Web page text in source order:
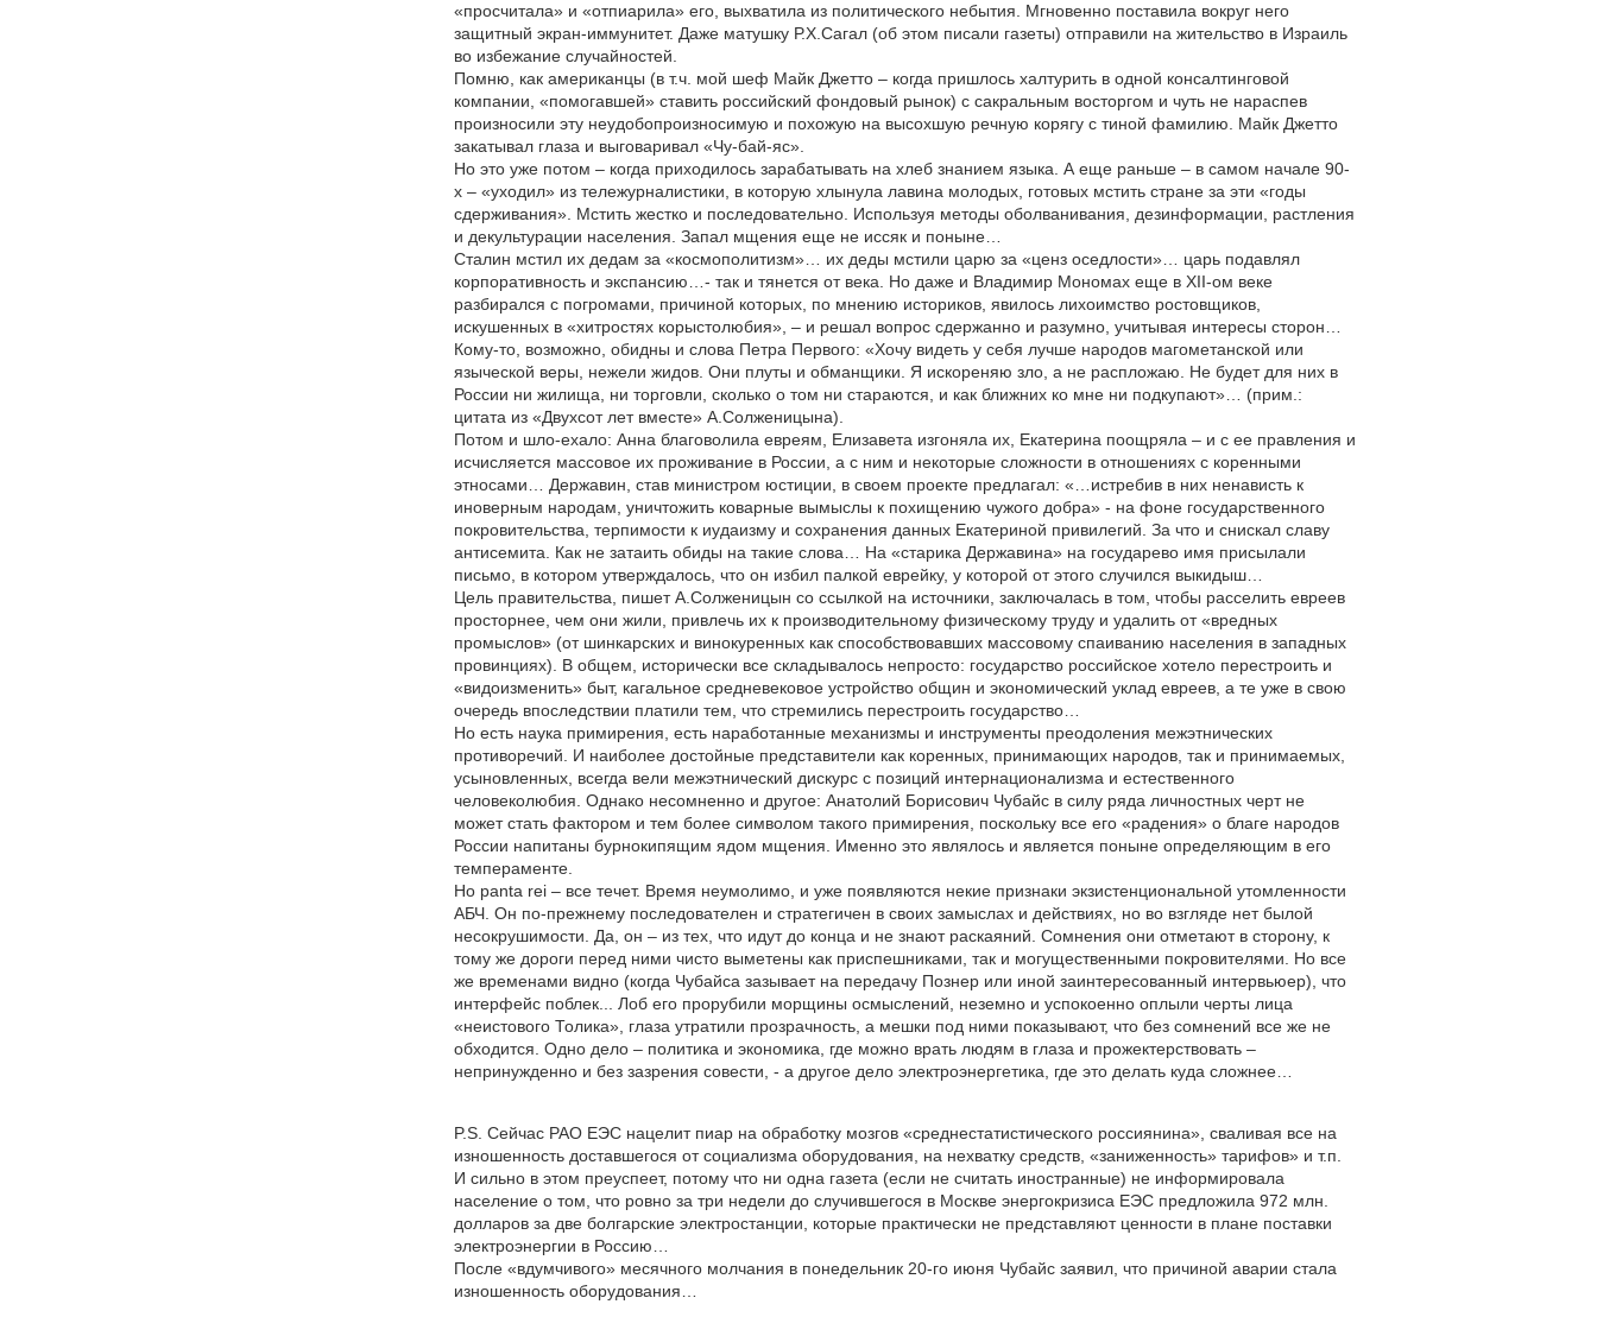
«просчитала» и «отпиарила» его, выхватила из политического небытия. Мгновенно поставила вокруг него
защитный экран-иммунитет. Даже матушку Р.Х.Сагал (об этом писали газеты) отправили на жительство в Израиль
во избежание случайностей.
Помню, как американцы (в т.ч. мой шеф Майк Джетто – когда пришлось халтурить в одной консалтинговой
компании, «помогавшей» ставить российский фондовый рынок) с сакральным восторгом и чуть не нараспев
произносили эту неудобопроизносимую и похожую на высохшую речную корягу с тиной фамилию. Майк Джетто
закатывал глаза и выговаривал «Чу-бай-яс».
Но это уже потом – когда приходилось зарабатывать на хлеб знанием языка. А еще раньше – в самом начале 90-
х – «уходил» из тележурналистики, в которую хлынула лавина молодых, готовых мстить стране за эти «годы
сдерживания». Мстить жестко и последовательно. Используя методы оболванивания, дезинформации, растления
и декультурации населения. Запал мщения еще не иссяк и поныне…
Сталин мстил их дедам за «космополитизм»… их деды мстили царю за «ценз оседлости»… царь подавлял
корпоративность и экспансию…- так и тянется от века. Но даже и Владимир Мономах еще в ХII-ом веке
разбирался с погромами, причиной которых, по мнению историков, явилось лихоимство ростовщиков,
искушенных в «хитростях корыстолюбия», – и решал вопрос сдержанно и разумно, учитывая интересы сторон…
Кому-то, возможно, обидны и слова Петра Первого: «Хочу видеть у себя лучше народов магометанской или
языческой веры, нежели жидов. Они плуты и обманщики. Я искореняю зло, а не распложаю. Не будет для них в
России ни жилища, ни торговли, сколько о том ни стараются, и как ближних ко мне ни подкупают»… (прим.:
цитата из «Двухсот лет вместе» А.Солженицына).
Потом и шло-ехало: Анна благоволила евреям, Елизавета изгоняла их, Екатерина поощряла – и с ее правления и
исчисляется массовое их проживание в России, а с ним и некоторые сложности в отношениях с коренными
этносами… Державин, став министром юстиции, в своем проекте предлагал: «…истребив в них ненависть к
иноверным народам, уничтожить коварные вымыслы к похищению чужого добра» - на фоне государственного
покровительства, терпимости к иудаизму и сохранения данных Екатериной привилегий. За что и снискал славу
антисемита. Как не затаить обиды на такие слова… На «старика Державина» на государево имя присылали
письмо, в котором утверждалось, что он избил палкой еврейку, у которой от этого случился выкидыш…
Цель правительства, пишет А.Солженицын со ссылкой на источники, заключалась в том, чтобы расселить евреев
просторнее, чем они жили, привлечь их к производительному физическому труду и удалить от «вредных
промыслов» (от шинкарских и винокуренных как способствовавших массовому спаиванию населения в западных
провинциях). В общем, исторически все складывалось непросто: государство российское хотело перестроить и
«видоизменить» быт, кагальное средневековое устройство общин и экономический уклад евреев, а те уже в свою
очередь впоследствии платили тем, что стремились перестроить государство…
Но есть наука примирения, есть наработанные механизмы и инструменты преодоления межэтнических
противоречий. И наиболее достойные представители как коренных, принимающих народов, так и принимаемых,
усыновленных, всегда вели межэтнический дискурс с позиций интернационализма и естественного
человеколюбия. Однако несомненно и другое: Анатолий Борисович Чубайс в силу ряда личностных черт не
может стать фактором и тем более символом такого примирения, поскольку все его «радения» о благе народов
России напитаны бурнокипящим ядом мщения. Именно это являлось и является поныне определяющим в его
темпераменте.
Но panta rei – все течет. Время неумолимо, и уже появляются некие признаки экзистенциональной утомленности
АБЧ. Он по-прежнему последователен и стратегичен в своих замыслах и действиях, но во взгляде нет былой
несокрушимости. Да, он – из тех, что идут до конца и не знают раскаяний. Сомнения они отметают в сторону, к
тому же дороги перед ними чисто выметены как приспешниками, так и могущественными покровителями. Но все
же временами видно (когда Чубайса зазывает на передачу Познер или иной заинтересованный интервьюер), что
интерфейс поблек... Лоб его прорубили морщины осмыслений, неземно и успокоенно оплыли черты лица
«неистового Толика», глаза утратили прозрачность, а мешки под ними показывают, что без сомнений все же не
обходится. Одно дело – политика и экономика, где можно врать людям в глаза и прожектерствовать –
непринужденно и без зазрения совести, - а другое дело электроэнергетика, где это делать куда сложнее…
P.S. Сейчас РАО ЕЭС нацелит пиар на обработку мозгов «среднестатистического россиянина», сваливая все на
изношенность доставшегося от социализма оборудования, на нехватку средств, «заниженность» тарифов» и т.п.
И сильно в этом преуспеет, потому что ни одна газета (если не считать иностранные) не информировала
население о том, что ровно за три недели до случившегося в Москве энергокризиса ЕЭС предложила 972 млн.
долларов за две болгарские электростанции, которые практически не представляют ценности в плане поставки
электроэнергии в Россию…
После «вдумчивого» месячного молчания в понедельник 20-го июня Чубайс заявил, что причиной аварии стала
изношенность оборудования…